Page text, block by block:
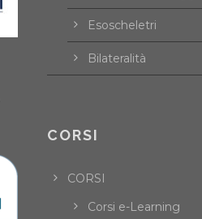
Esoscheletri
Bilateralità
CORSI
CORSI
Corsi e-Learning